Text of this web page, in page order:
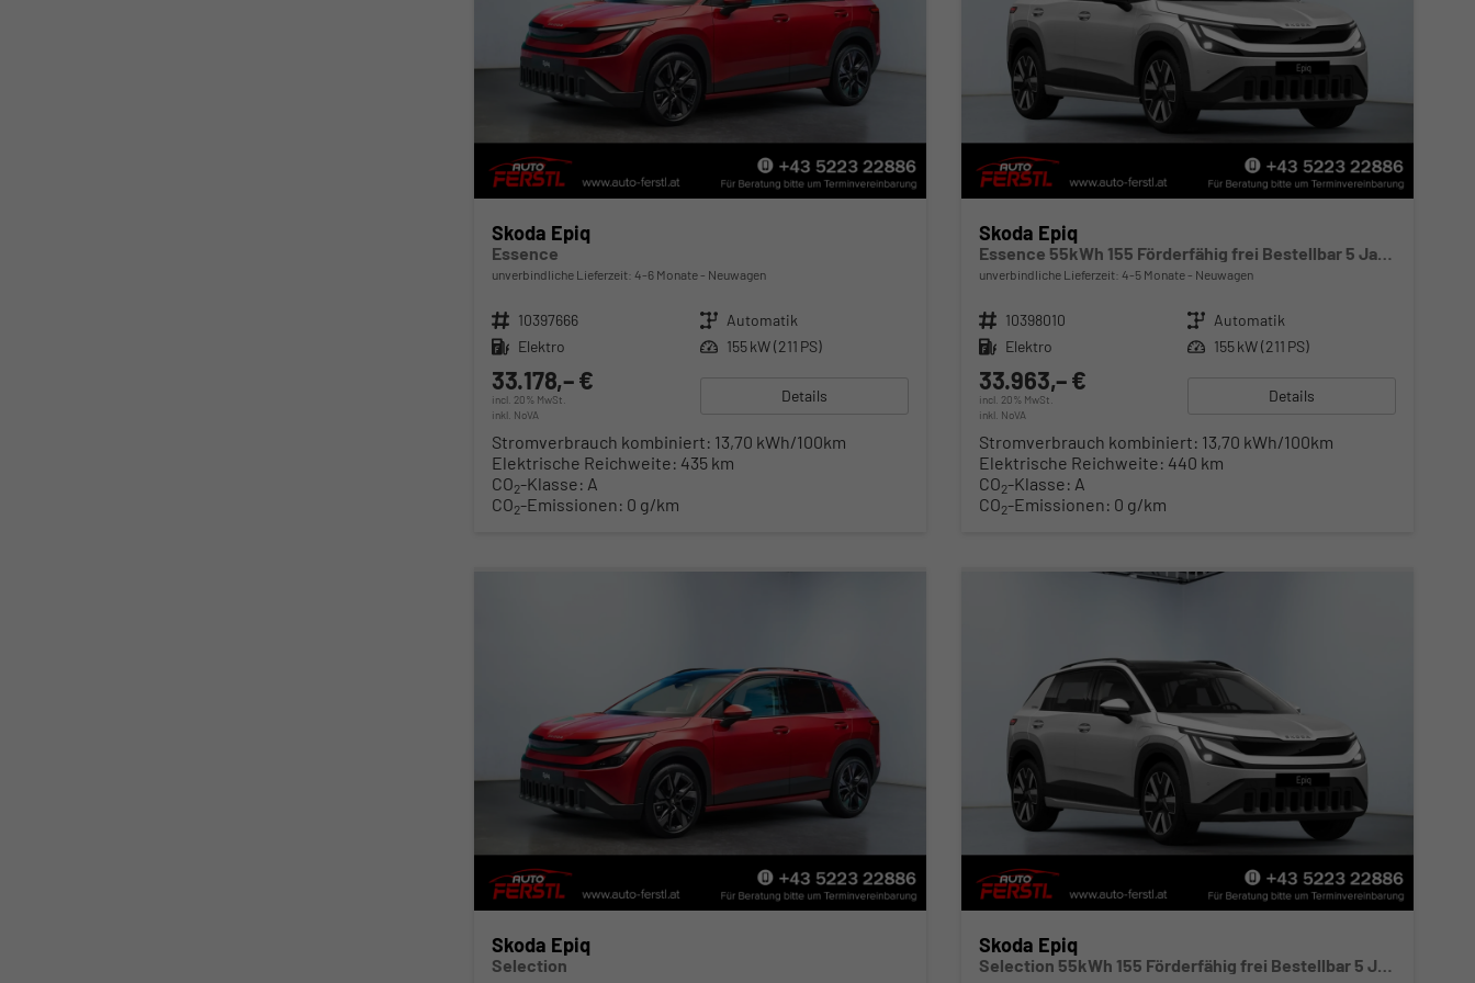
Skoda Epiq
Essence
unverbindliche Lieferzeit: 4-6 Monate Neuwagen
Fahrzeugnr. 10397666 Getriebe Automatik
Kraftstoff Elektro Leistung 155 kW (211 PS)
33.178,– €
incl. 20% MwSt.
inkl. NoVA
Details
Stromverbrauch kombiniert: 13,70 kWh/100km
Elektrische Reichweite: 435 km
CO2-Klasse: A
CO2-Emissionen: 0 g/km
Skoda Epiq
Essence 55kWh 155 Förderfähig frei Bestellbar 5 Jahre Garantie
unverbindliche Lieferzeit: 4-5 Monate Neuwagen
Fahrzeugnr. 10398010 Getriebe Automatik
Kraftstoff Elektro Leistung 155 kW (211 PS)
33.963,– €
incl. 20% MwSt.
inkl. NoVA
Details
Stromverbrauch kombiniert: 13,70 kWh/100km
Elektrische Reichweite: 440 km
CO2-Klasse: A
CO2-Emissionen: 0 g/km
Skoda Epiq
Selection
Skoda Epiq
Selection 55kWh 155 Förderfähig frei Bestellbar 5 Jahre Garantie